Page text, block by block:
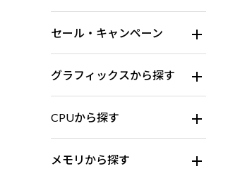
セール・キャンペーン
グラフィックスから探す
CPUから探す
メモリから探す